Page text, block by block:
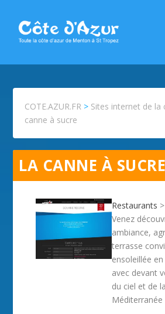
COTE.AZUR.FR > Sites internet de la
canne à sucre
LA CANNE À SUCRE
Restaurants
Venez
ambiance,
terrasse
ensoleillée
avec devant
du ciel et de la
Méditerranée